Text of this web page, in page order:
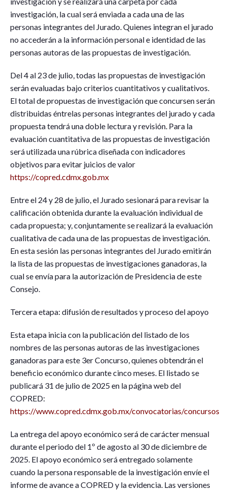
investigación, la cual será enviada a cada una de las
personas integrantes del Jurado. Quienes integran el jurado
no accederán a la información personal e identidad de las
personas autoras de las propuestas de investigación.
Del 4 al 23 de julio, todas las propuestas de investigación
serán evaluadas bajo criterios cuantitativos y cualitativos.
El total de propuestas de investigación que concursen serán
distribuidas éntrelas personas integrantes del jurado y cada
propuesta tendrá una doble lectura y revisión. Para la
evaluación cuantitativa de las propuestas de investigación
será utilizada una rúbrica diseñada con indicadores
objetivos para evitar juicios de valor
https://copred.cdmx.gob.mx
Entre el 24 y 28 de julio, el Jurado sesionará para revisar la
calificación obtenida durante la evaluación individual de
cada propuesta; y, conjuntamente se realizará la evaluación
cualitativa de cada una de las propuestas de investigación.
En esta sesión las personas integrantes del Jurado emitirán
la lista de las propuestas de investigaciones ganadoras, la
cual se envía para la autorización de Presidencia de este
Consejo.
Tercera etapa: difusión de resultados y proceso del apoyo
Esta etapa inicia con la publicación del listado de los
nombres de las personas autoras de las investigaciones
ganadoras para este 3er Concurso, quienes obtendrán el
beneficio económico durante cinco meses. El listado se
publicará 31 de julio de 2025 en la página web del
COPRED:
https://www.copred.cdmx.gob.mx/convocatorias/concursos
La entrega del apoyo económico será de carácter mensual
durante el periodo del 1º de agosto al 30 de diciembre de
2025. El apoyo económico será entregado solamente
cuando la persona responsable de la investigación envíe el
informe de avance a COPRED y la evidencia. Las versiones